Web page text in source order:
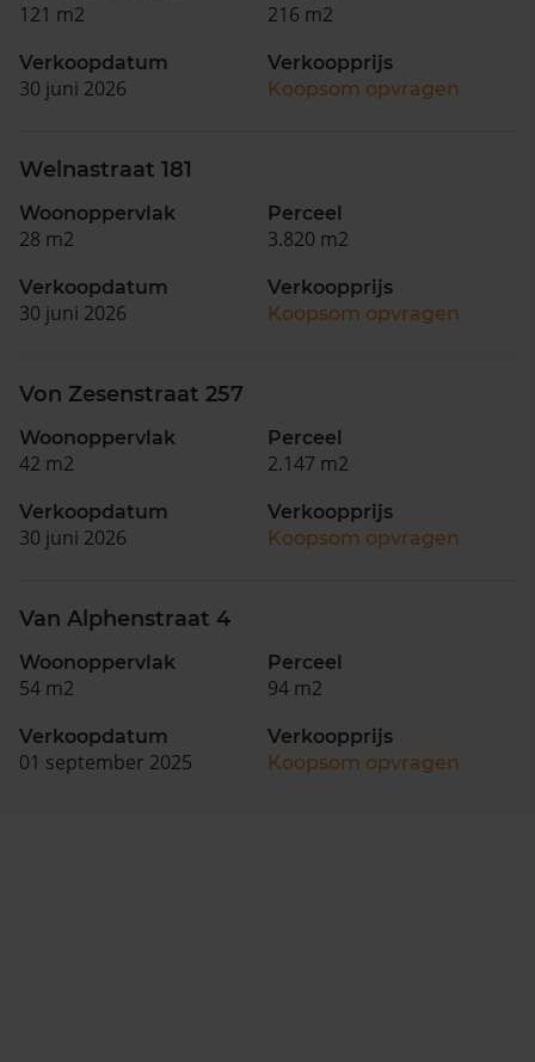
121 m2 216 m2
Verkoopdatum
30 juni 2026
Verkoopprijs
Koopsom opvragen
Welnastraat 181
Woonoppervlak
28 m2
Perceel
3.820 m2
Verkoopdatum
30 juni 2026
Verkoopprijs
Koopsom opvragen
Von Zesenstraat 257
Woonoppervlak
42 m2
Perceel
2.147 m2
Verkoopdatum
30 juni 2026
Verkoopprijs
Koopsom opvragen
Van Alphenstraat 4
Woonoppervlak
54 m2
Perceel
94 m2
Verkoopdatum
01 september 2025
Verkoopprijs
Koopsom opvragen